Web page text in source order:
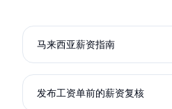
马来西亚薪资指南
发布工资单前的薪资复核